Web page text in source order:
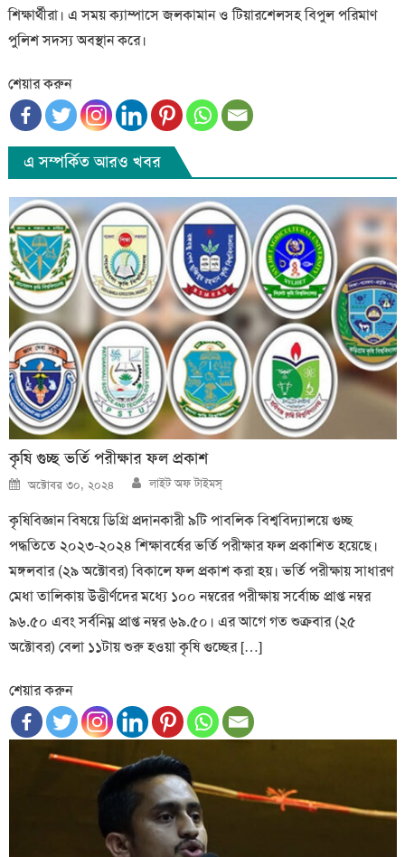
শিক্ষার্থীরা। এ সময় ক্যাম্পাসে জলকামান ও টিয়ারশেলসহ বিপুল পরিমাণ
পুলিশ সদস্য অবস্থান করে।
শেয়ার করুন
এ সম্পর্কিত আরও খবর
কৃষি গুচ্ছ ভর্তি পরীক্ষার ফল প্রকাশ
Posted
on
অক্টোবর ৩০, ২০২৪ Author
লাইট অফ টাইমস্
কৃষিবিজ্ঞান বিষয়ে ডিগ্রি প্রদানকারী ৯টি পাবলিক বিশ্ববিদ্যালয়ে গুচ্ছ
পদ্ধতিতে ২০২৩-২০২৪ শিক্ষাবর্ষের ভর্তি পরীক্ষার ফল প্রকাশিত হয়েছে।
মঙ্গলবার (২৯ অক্টোবর) বিকালে ফল প্রকাশ করা হয়। ভর্তি পরীক্ষায় সাধারণ
মেধা তালিকায় উত্তীর্ণদের মধ্যে ১০০ নম্বরের পরীক্ষায় সর্বোচ্চ প্রাপ্ত নম্বর
৯৬.৫০ এবং সর্বনিম্ন প্রাপ্ত নম্বর ৬৯.৫০। এর আগে গত শুক্রবার (২৫
অক্টোবর) বেলা ১১টায় শুরু হওয়া কৃষি গুচ্ছের […]
শেয়ার করুন